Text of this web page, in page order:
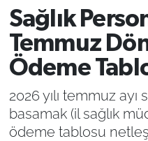
Sağlık
Temmuz
Ödeme
2026 yılı temmuz ayı
basamak (il sağlık
ödeme tablosu
Atamalar
Sağlık Bakanlığı
Mevzuat
Sendika
Namaz Vakitleri
Trafik Durumu
Süper Lig Puan
Tüm Manşetler